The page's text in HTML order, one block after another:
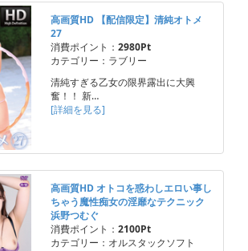
高画質HD 【配信限定】清純オトメ
27
消費ポイント： 2980Pt
カテゴリー：ラブリー
清純すぎる乙女の限界露出に大興
奮！！ 新…
[詳細を見る]
高画質HD オトコを惑わしエロい事し
ちゃう魔性痴女の淫靡なテクニック
浜野つむぐ
消費ポイント： 2100Pt
カテゴリー：オルスタックソフト